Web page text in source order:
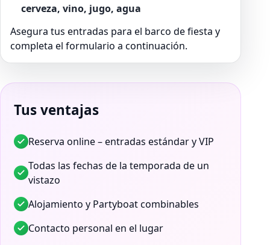
cerveza, vino, jugo, agua
Asegura tus entradas para el barco de fiesta y
completa el formulario a continuación.
Tus ventajas
Reserva online – entradas estándar y VIP
Todas las fechas de la temporada de un
vistazo
Alojamiento y Partyboat combinables
Contacto personal en el lugar